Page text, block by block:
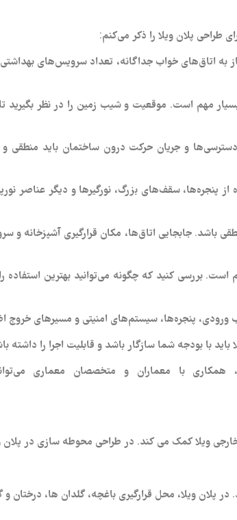
طراحی پلان ویلا را ذکر می‌کنم:
به اتاق‌های خواب جداگانه، تعداد سرویس‌های
مهم است. موقعیت و شیب زمین را در نظر بگیرید
دسترسی‌ها و جریان حرکت درون ساختمان باید منطقی
پنجره‌ها، سقف‌های بزرگ، نورگیرها و دیگر عناصر
باشد. جابجایی اتاق‌ها، مکان قرارگیری آشپزخانه و
بررسی کنید که چگونه می‌توانید بهترین استفاده
ورودی، پنجره‌ها، سیستم‌های امنیتی و مسیرهای خروج
با بودجه شما سازگار باشد و قابلیت اجرا را داشته
با معماران و متخصصان معماری
ویلا کمک می‌ کند. در طراحی محوطه سازی در پلان
پلان ویلا، محل قرارگیری باغچه، گلدان‌ ها، درختان